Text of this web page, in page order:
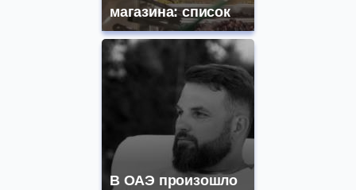
магазина: список
В ОАЭ произошло